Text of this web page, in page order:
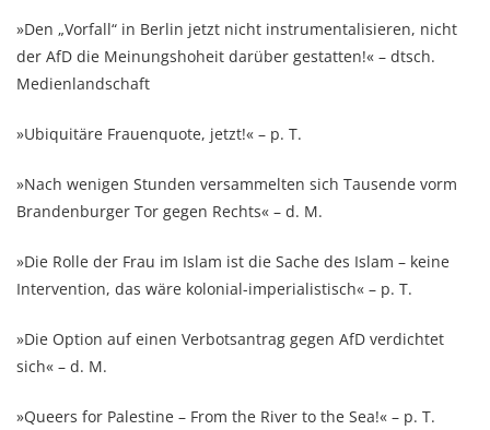
»Den „Vorfall“ in Berlin jetzt nicht instrumentalisieren, nicht
der AfD die Meinungshoheit darüber gestatten!« – dtsch.
Medienlandschaft
»Ubiquitäre Frauenquote, jetzt!« – p. T.
»Nach wenigen Stunden versammelten sich Tausende vorm
Brandenburger Tor gegen Rechts« – d. M.
»Die Rolle der Frau im Islam ist die Sache des Islam – keine
Intervention, das wäre kolonial-imperialistisch« – p. T.
»Die Option auf einen Verbotsantrag gegen AfD verdichtet
sich« – d. M.
»Queers for Palestine – From the River to the Sea!« – p. T.